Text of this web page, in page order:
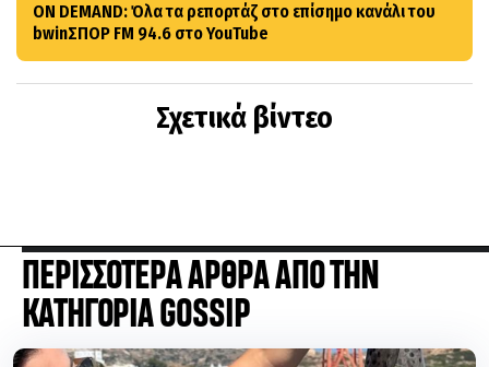
ON DEMAND: Όλα τα ρεπορτάζ στο επίσημο κανάλι του
bwinΣΠΟΡ FM 94.6 στο YouTube
Σχετικά βίντεο
ΠΕΡΙΣΣΟΤΕΡΑ ΑΡΘΡΑ ΑΠΟ ΤΗΝ
ΚΑΤΗΓΟΡΙΑ GOSSIP